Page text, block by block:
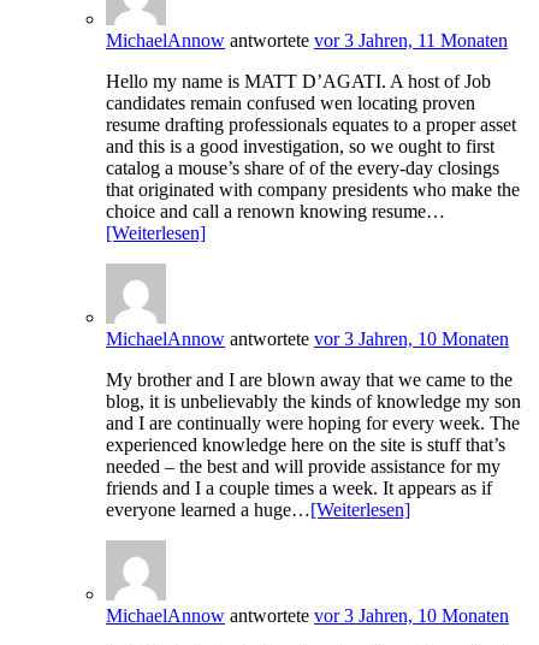
MichaelAnnow antwortete vor 3 Jahren, 11 Monaten
Hello my name is MATT D’AGATI. A host of Job
candidates remain confused wen locating proven
resume drafting professionals equates to a proper asset
and this is a good investigation, so we ought to first
catalog a mouse’s share of of the every-day closings
that originated with company presidents who make the
choice and call a renown knowing resume…
[Weiterlesen]
MichaelAnnow antwortete vor 3 Jahren, 10 Monaten
My brother and I are blown away that we came to the
blog, it is unbelievably the kinds of knowledge my son
and I are continually were hoping for every week. The
experienced knowledge here on the site is stuff that’s
needed – the best and will provide assistance for my
friends and I a couple times a week. It appears as if
everyone learned a huge…[Weiterlesen]
MichaelAnnow antwortete vor 3 Jahren, 10 Monaten